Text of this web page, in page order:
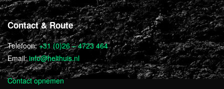
Contact & Route
Telefoon:+31 (0)26 – 4723 464
Email:info@helthuis.nl
Contact opnemen